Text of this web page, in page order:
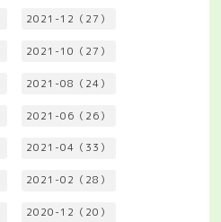
2021-12（27）
2021-10（27）
2021-08（24）
2021-06（26）
2021-04（33）
2021-02（28）
2020-12（20）